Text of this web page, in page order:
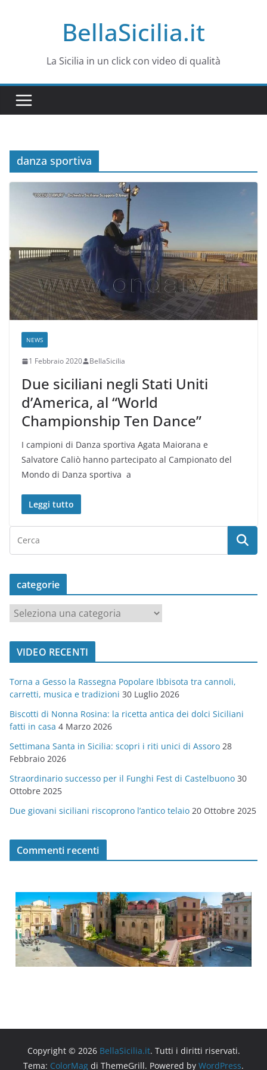
BellaSicilia.it
La Sicilia in un click con video di qualità
danza sportiva
NEWS
1 Febbraio 2020 BellaSicilia
Due siciliani negli Stati Uniti
d’America, al “World
Championship Ten Dance”
I campioni di Danza sportiva Agata Maiorana e
Salvatore Caliò hanno partecipato al Campionato del
Mondo di Danza sportiva a
Leggi tutto
categorie
t
o
r
i
e
VIDEO RECENTI
Torna a Gesso la Rassegna Popolare Ibbisota tra cannoli,
carretti, musica e tradizioni 30 Luglio 2026
Biscotti di Nonna Rosina: la ricetta antica dei dolci Siciliani
fatti in casa 4 Marzo 2026
Settimana Santa in Sicilia: scopri i riti unici di Assoro 28
Febbraio 2026
Straordinario successo per il Funghi Fest di Castelbuono 30
Ottobre 2025
Due giovani siciliani riscoprono l’antico telaio 20 Ottobre 2025
Commenti recenti
Copyright © 2026 BellaSicilia.it. Tutti i diritti riservati.
Tema: ColorMag di ThemeGrill. Powered by WordPress.